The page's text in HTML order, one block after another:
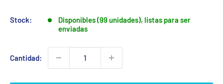
Stock:
Disponibles (99 unidades), listas para ser
enviadas
Cantidad: